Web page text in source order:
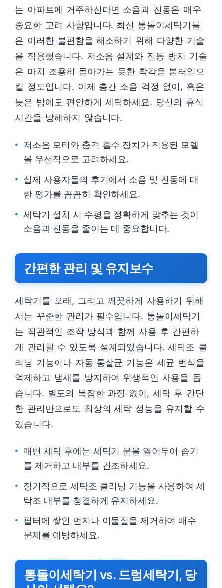
는 아파트에 거주하신다면 소음과 진동은 매우
중요한 고려 사항입니다. 최신 통돌이세탁기들
은 이러한 불편함을 해소하기 위해 다양한 기술
을 적용했습니다. 저소음 설계와 진동 방지 기술
은 마치 조용히 돌아가는 듯한 착각을 불러일으
킬 정도입니다. 이제 층간 소음 걱정 없이, 혹은
늦은 밤에도 편안하게 세탁하세요. 당신의 휴식
시간을 방해하지 않습니다.
저소음 모터와 충격 흡수 장치가 적용된 모델
을 우선적으로 고려하세요.
실제 사용자들의 후기에서 소음 및 진동에 대
한 평가를 꼼꼼히 확인하세요.
세탁기 설치 시 수평을 정확하게 맞추는 것이
소음과 진동을 줄이는 데 중요합니다.
간편한 관리 및 유지보수
세탁기를 오래, 그리고 깨끗하게 사용하기 위해
서는 꾸준한 관리가 필수입니다. 통돌이세탁기
는 직관적인 조작 방식과 함께 사용 후 간편하
게 관리할 수 있도록 설계되었습니다. 세탁조 클
리닝 기능이나 자동 통살균 기능은 세균 번식을
억제하고 냄새를 방지하여 위생적인 사용을 돕
습니다. 별도의 복잡한 과정 없이, 세탁 후 간단
한 관리만으로도 최상의 세탁 성능을 유지할 수
있습니다.
매번 세탁 후에는 세탁기 문을 열어두어 습기
를 제거하고 내부를 건조하세요.
정기적으로 세탁조 클리닝 기능을 사용하여 세
탁조 내부를 청결하게 유지하세요.
필터에 쌓인 먼지나 이물질을 제거하여 배수
문제를 예방하세요.
통돌이세탁기 vs. 드럼세탁기, 당